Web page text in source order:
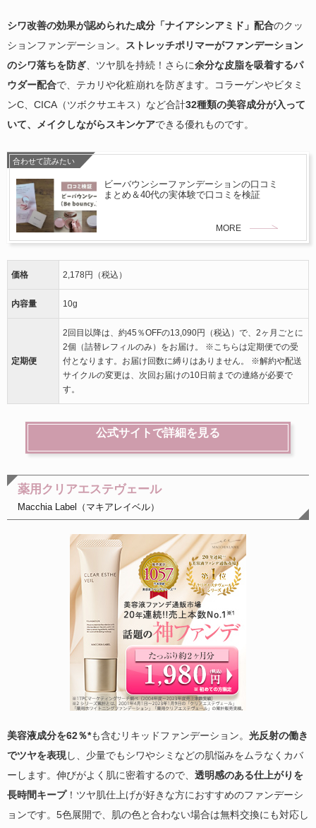
シワ改善の効果が認められた成分「ナイアシンアミド」配合のクッ
ションファンデーション。
ストレッチポリマーがファンデーション
のシワ落ちを防ぎ 、ツヤ肌を持続！さらに余分な皮脂を吸着するパ
ウダー配合で、テカリや化粧崩れを防ぎます。コラーゲンやビタミ
ンC、CICA（ツボクサエキス）など合計32種類の美容成分が入って
いて、メイクしながらスキンケアできる優れものです。
合わせて読みたい
ビーバウンシーファンデーションの口コミ
まとめ＆40代の実体験で口コミを検証
MORE
価格 2,178円（税込）
内容量 10g
定期便
2回目以降は、約45％OFFの13,090円（税込）で、2ヶ月ごとに
2個（詰替レフィルのみ）をお届け。 ※こちらは定期便での受
付となります。お届け回数に縛りはありません。 ※解約や配送
サイクルの変更は、次回お届けの10日前までの連絡が必要で
す。
公式サイトで詳細を見る
薬用クリアエステヴェール
Macchia Label（マキアレイベル）
美容液成分を62％*も含むリキッドファンデーション。 光反射の働き
でツヤを表現し、少量でもシワやシミなどの肌悩みをムラなくカバ
ーします。伸びがよく肌に密着するので、 透明感のある仕上がりを
長時間キープ！ツヤ肌仕上げが好きな方におすすめのファンデーシ
ョンです。5色展開で、肌の色と合わない場合は無料交換にも対応し